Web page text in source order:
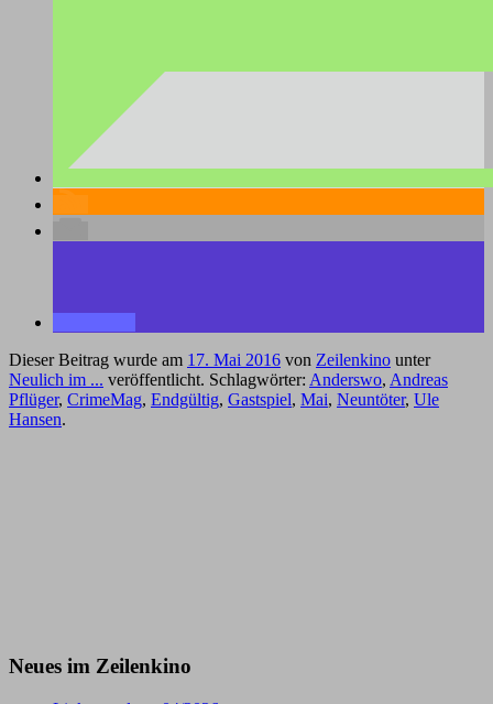
Dieser Beitrag wurde am 17. Mai 2016 von Zeilenkino unter
Neulich im ... veröffentlicht. Schlagwörter: Anderswo, Andreas
Pflüger, CrimeMag, Endgültig, Gastspiel, Mai, Neuntöter, Ule
Hansen.
Neues im Zeilenkino